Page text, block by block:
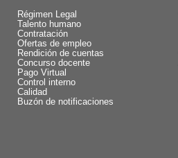
Régimen Legal
Talento humano
Contratación
Ofertas de empleo
Rendición de cuentas
Concurso docente
Pago Virtual
Control interno
Calidad
Buzón de notificaciones